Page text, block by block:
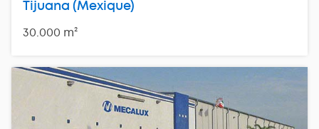
30.000 m²
Tijuana (Mexique)